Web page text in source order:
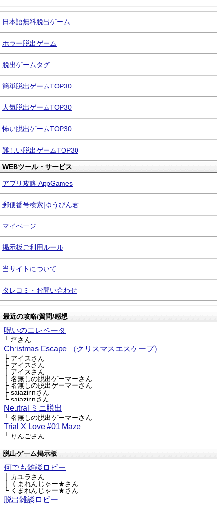
日本語無料脱出ゲーム
ホラー脱出ゲーム
脱出ゲームタグ
簡単脱出ゲームTOP30
人気脱出ゲームTOP30
怖い脱出ゲームTOP30
難しい脱出ゲームTOP30
WEBツール・サービス
アプリ攻略 AppGames
郵便番号検索|ゆうびん君
マイページ
掲示板ご利用ルール
当サイトについて
タレコミ・お問い合わせ
最近の攻略/質問/感想
呪いのエレベータ
└ 坪さん
Christmas Escape （クリスマスエスケープ）
├ アイスさん
├ アイスさん
├ アイスさん
├ 名無しの脱出ゲーマーさん
├ 名無しの脱出ゲーマーさん
├ saiazinnさん
└ saiazinnさん
Neutral ミニ脱出
└ 名無しの脱出ゲーマーさん
Trial X Love #01 Maze
└ りんごさん
脱出ゲーム掲示板
何でも雑談ロビー
├ カユラさん
├ くまれんじゃー★さん
└ くまれんじゃー★さん
脱出雑談ロビー